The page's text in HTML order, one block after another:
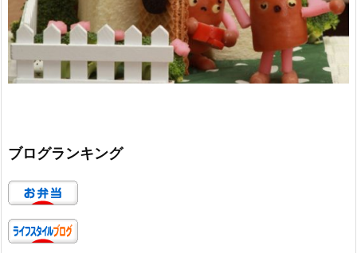
ブログランキング